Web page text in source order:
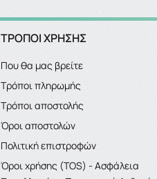
ΤΡΟΠΟΙ ΧΡΗΣΗΣ
Που θα μας βρείτε
Τρόποι πληρωμής
Τρόποι αποστολής
Όροι αποστολών
Πολιτική επιστροφών
Όροι χρήσης (TOS) - Ασφάλεια